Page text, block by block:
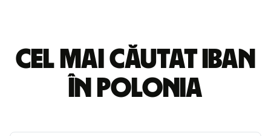
Cel mai căutat IBAN
în Polonia